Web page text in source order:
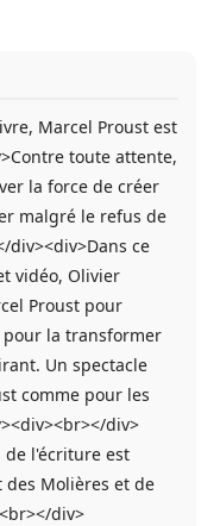
Marcel Proust est
toute attente,
la force de créer
malgré le refus de
div><div>Dans ce
vidéo, Olivier
Proust pour
pour la transformer
Un spectacle
comme pour les
div>
de l'écriture est
Molières et de
div>